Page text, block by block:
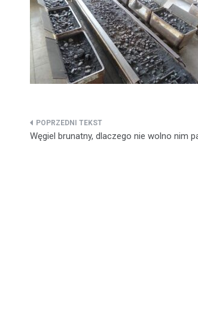
Nawigacja
Węgiel brunatny, dlaczego nie wolno nim